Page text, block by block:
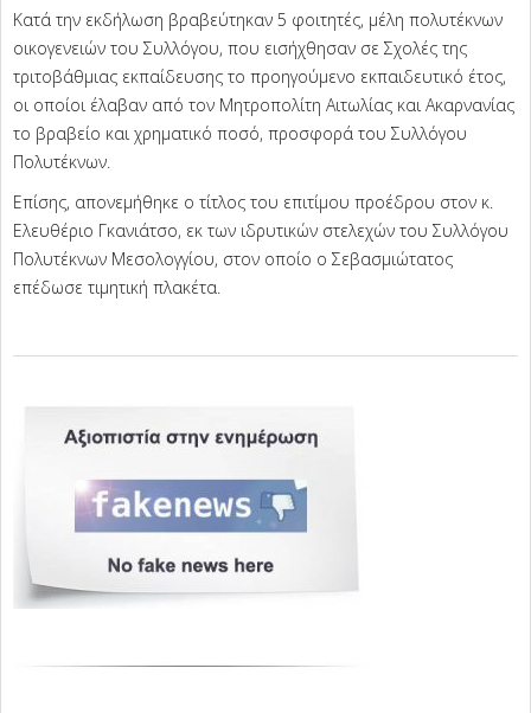
Κατά την εκδήλωση βραβεύτηκαν 5 φοιτητές, μέλη πολυτέκνων
οικογενειών του Συλλόγου, που εισήχθησαν σε Σχολές της
τριτοβάθμιας εκπαίδευσης το προηγούμενο εκπαιδευτικό έτος,
οι οποίοι έλαβαν από τον Μητροπολίτη Αιτωλίας και Ακαρνανίας
το βραβείο και χρηματικό ποσό, προσφορά του Συλλόγου
Πολυτέκνων.
Επίσης, απονεμήθηκε ο τίτλος του επιτίμου προέδρου στον κ.
Ελευθέριο Γκανιάτσο, εκ των ιδρυτικών στελεχών του Συλλόγου
Πολυτέκνων Μεσολογγίου, στον οποίο ο Σεβασμιώτατος
επέδωσε τιμητική πλακέτα.